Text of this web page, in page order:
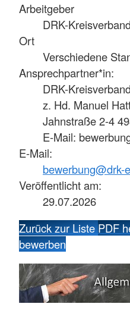
Arbeitgeber
DRK-
Ort
Verschiedene
Ansprechpartner*in:
DRK-
z. Hd. Manuel
Jahnstraße 2-4
E-Mail:
E-Mail:
bewerbung@drk-
Veröffentlicht am:
29.07.2026
Zurück zur ListePDF
bewerben